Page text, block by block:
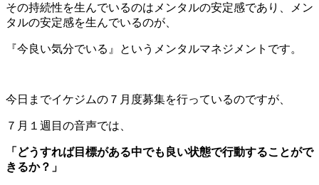
その持続性を生んでいるのはメンタルの安定感であり、メン
タルの安定感を生んでいるのが、
『今良い気分でいる』というメンタルマネジメントです。
今日までイケジムの７月度募集を行っているのですが、
７月１週目の音声では、
「どうすれば目標がある中でも良い状態で行動することがで
きるか？」